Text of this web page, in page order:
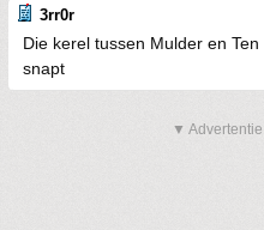
3rr0r
Die kerel tussen Mulder en
snapt
▼